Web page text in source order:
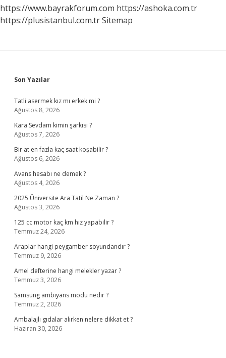
https://www.bayrakforum.com https://ashoka.com.tr
https://plusistanbul.com.trSitemap
Sidebar
Son Yazılar
Tatli asermek kız mı erkek mi ?
Ağustos 8, 2026
Kara Sevdam kimin şarkısı ?
Ağustos 7, 2026
Bir at en fazla kaç saat koşabilir ?
Ağustos 6, 2026
Avans hesabı ne demek ?
Ağustos 4, 2026
2025 Üniversite Ara Tatil Ne Zaman ?
Ağustos 3, 2026
125 cc motor kaç km hız yapabilir ?
Temmuz 24, 2026
Araplar hangi peygamber soyundandır ?
Temmuz 9, 2026
Amel defterine hangi melekler yazar ?
Temmuz 3, 2026
Samsung ambiyans modu nedir ?
Temmuz 2, 2026
Ambalajlı gıdalar alırken nelere dikkat et ?
Haziran 30, 2026